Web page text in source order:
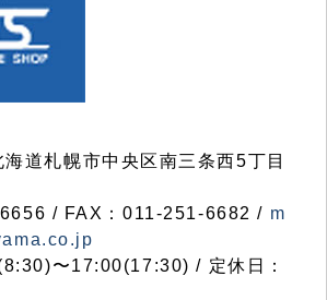
道札幌市中央区南三条西5丁目
/ FAX：011-251-6682 / m
〜17:00(17:30) / 定休日：